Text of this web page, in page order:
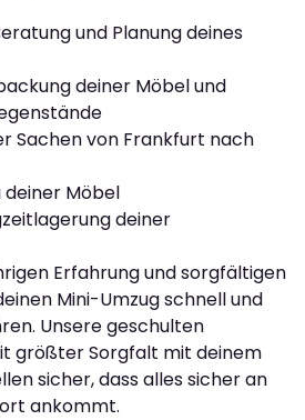
und Planung deines
deiner Möbel und
Sachen von Frankfurt nach
Möbel
deiner
Erfahrung und sorgfältigen
Mini-Umzug schnell und
Unsere geschulten
größter Sorgfalt mit deinem
sicher, dass alles sicher an
ankommt.